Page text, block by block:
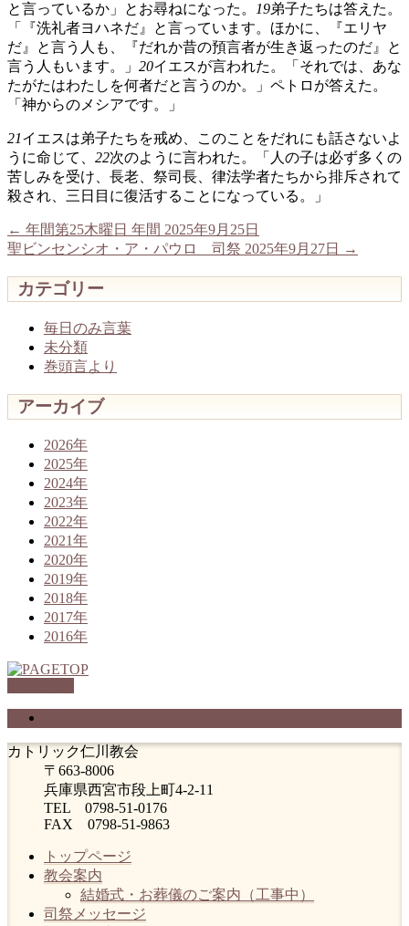
と言っているか」とお尋ねになった。 19弟子たちは答えた。
「『洗礼者ヨハネだ』と言っています。ほかに、『エリヤ
だ』と言う人も、『だれか昔の預言者が生き返ったのだ』と
言う人もいます。」 20イエスが言われた。「それでは、あな
たがたはわたしを何者だと言うのか。」ペトロが答えた。
「神からのメシアです。」
21イエスは弟子たちを戒め、このことをだれにも話さないよ
うに命じて、 22次のように言われた。「人の子は必ず多くの
苦しみを受け、長老、祭司長、律法学者たちから排斥されて
殺され、三日目に復活することになっている。」
← 年間第25木曜日 年間 2025年9月25日
聖ビンセンシオ・ア・パウロ 司祭 2025年9月27日
→
カテゴリー
毎日のみ言葉
未分類
巻頭言より
アーカイブ
2026年
2025年
2024年
2023年
2022年
2021年
2020年
2019年
2018年
2017年
2016年
カトリック仁川教会
〒663-8006
兵庫県西宮市段上町4-2-11
TEL 0798-51-0176
FAX 0798-51-9863
トップページ
教会案内
結婚式・お葬儀のご案内（工事中）
司祭メッセージ